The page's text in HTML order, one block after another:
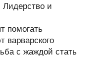
Лидерство и
помогать
с жаждой стать